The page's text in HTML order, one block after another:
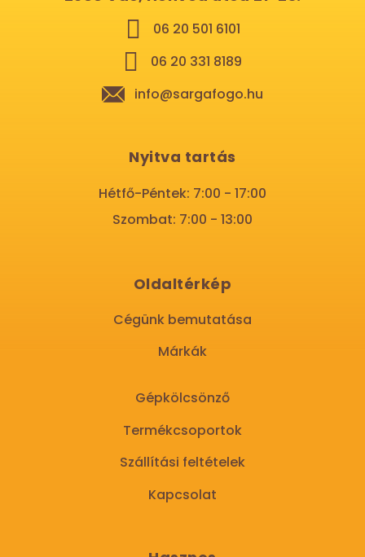
06 20 501 6101
06 20 331 8189
info@sargafogo.hu
Nyitva tartás
Hétfő-Péntek: 7:00 - 17:00
Szombat: 7:00 - 13:00
Oldaltérkép
Cégünk bemutatása
Márkák
Gépkölcsönző
Termékcsoportok
Szállítási feltételek
Kapcsolat